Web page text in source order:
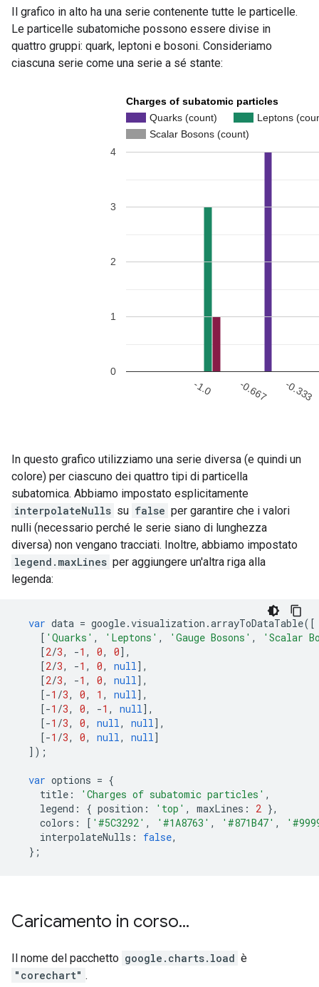
Il grafico in alto ha una serie contenente tutte le particelle.
Le particelle subatomiche possono essere divise in
quattro gruppi: quark, leptoni e bosoni. Consideriamo
ciascuna serie come una serie a sé stante:
In questo grafico utilizziamo una serie diversa (e quindi un
colore) per ciascuno dei quattro tipi di particella
subatomica. Abbiamo impostato esplicitamente
interpolateNulls su false per garantire che i valori
nulli (necessario perché le serie siano di lunghezza
diversa) non vengano tracciati. Inoltre, abbiamo impostato
legend.maxLines per aggiungere un'altra riga alla
legenda:
var data = google.visualization .arrayToDataTable([
[ 'Quarks' , 'Leptons' , 'Gauge Bosons' ,
'Scalar
[2/3, -1 , 0, 0],
[2/3, -1 , 0, null],
[2/3, -1 , 0, null],
[-1 /3, 0, 1 , null],
[-1 /3, 0, -1 , null],
[-1 /3, 0, null, null],
[-1 /3, 0, null, null]
]);
var options = {
title : 'Charges of subatomic particles' ,
legend : { position : 'top' , maxLines : 2 },
colors : [ '#5C3292' , '#1A8763' , '#871B47' ,
interpolateNulls : false,
};
Caricamento in corso...
Il nome del pacchetto google.charts.load è
"corechart" .